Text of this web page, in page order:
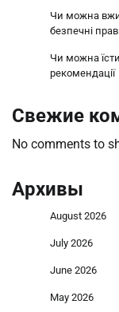
Чи можна
безпечні
Чи можна
рекомендації
Свежие
No comments to
Архивы
August 2026
July 2026
June 2026
May 2026